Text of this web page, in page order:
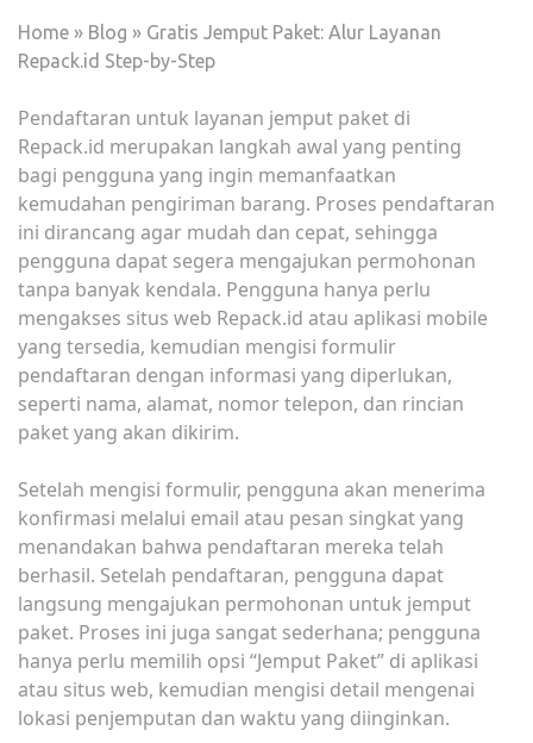
Home » Blog » Gratis Jemput Paket: Alur Layanan
Repack.id Step-by-Step
Pendaftaran untuk layanan jemput paket di
Repack.id merupakan langkah awal yang penting
bagi pengguna yang ingin memanfaatkan
kemudahan pengiriman barang. Proses pendaftaran
ini dirancang agar mudah dan cepat, sehingga
pengguna dapat segera mengajukan permohonan
tanpa banyak kendala. Pengguna hanya perlu
mengakses situs web Repack.id atau aplikasi mobile
yang tersedia, kemudian mengisi formulir
pendaftaran dengan informasi yang diperlukan,
seperti nama, alamat, nomor telepon, dan rincian
paket yang akan dikirim.
Setelah mengisi formulir, pengguna akan menerima
konfirmasi melalui email atau pesan singkat yang
menandakan bahwa pendaftaran mereka telah
berhasil. Setelah pendaftaran, pengguna dapat
langsung mengajukan permohonan untuk jemput
paket. Proses ini juga sangat sederhana; pengguna
hanya perlu memilih opsi “Jemput Paket” di aplikasi
atau situs web, kemudian mengisi detail mengenai
lokasi penjemputan dan waktu yang diinginkan.